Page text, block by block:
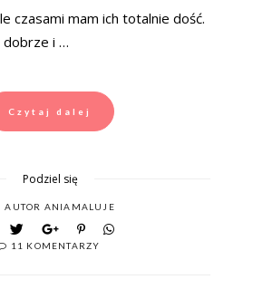
czasami mam ich totalnie dość.
dobrze i …
Czytaj dalej
Podziel się
AUTOR ANIAMALUJE
11 KOMENTARZY